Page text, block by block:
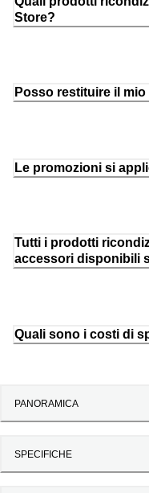
Store?
Posso restituire il
Le promozioni si
Tutti i prodotti
accessori disponibili
Quali sono i costi di
PANORAMICA
SPECIFICHE